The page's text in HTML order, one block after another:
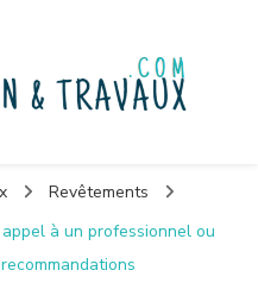
Revêtements
à un professionnel ou